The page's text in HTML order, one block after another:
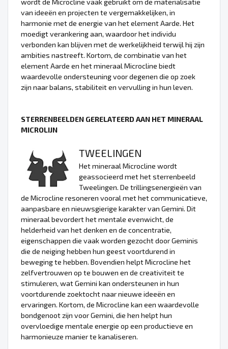
wordt de Microcline vaak gebruikt om de materialisatie
van ideeën en projecten te vergemakkelijken, in
harmonie met de energie van het element Aarde. Het
moedigt verankering aan, waardoor het individu
verbonden kan blijven met de werkelijkheid terwijl hij zijn
ambities nastreeft. Kortom, de combinatie van het
element Aarde en het mineraal Microcline biedt
waardevolle ondersteuning voor degenen die op zoek
zijn naar balans, stabiliteit en vervulling in hun leven.
STERRENBEELDEN GERELATEERD AAN HET MINERAAL
MICROLIJN
TWEELINGEN
Het mineraal Microcline wordt
geassocieerd met het sterrenbeeld
Tweelingen. De trillingsenergieën van
de Microcline resoneren vooral met het communicatieve,
aanpasbare en nieuwsgierige karakter van Gemini. Dit
mineraal bevordert het mentale evenwicht, de
helderheid van het denken en de concentratie,
eigenschappen die vaak worden gezocht door Geminis
die de neiging hebben hun geest voortdurend in
beweging te hebben. Bovendien helpt Microcline het
zelfvertrouwen op te bouwen en de creativiteit te
stimuleren, wat Gemini kan ondersteunen in hun
voortdurende zoektocht naar nieuwe ideeën en
ervaringen. Kortom, de Microcline kan een waardevolle
bondgenoot zijn voor Gemini, die hen helpt hun
overvloedige mentale energie op een productieve en
harmonieuze manier te kanaliseren.